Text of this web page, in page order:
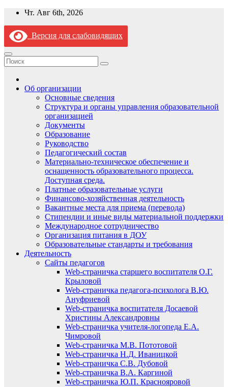
Перейти
содержимому
Чт. Авг 6th, 2026
Версия для слабовидящих
Об организации
Основные сведения
Структура и органы управления образовательной
организацией
Документы
Образование
Руководство
Педагогический состав
Материально-техническое обеспечение и
оснащенность образовательного процесса.
Доступная среда.
Платные образовательные услуги
Финансово-хозяйственная деятельность
Вакантные места для приема (перевода)
Стипендии и иные виды материальной поддержки
Международное сотрудничество
Организация питания в ДОУ
Образовательные стандарты и требования
Деятельность
Сайты педагогов
Web-страничка старшего воспитателя О.Г.
Крыловой
Web-страничка педагога-психолога В.Ю.
Ануфриевой
Web-страничка воспитателя Досаевой
Христины Александровны
Web-страничка учителя-логопеда Е.А.
Чимровой
Web-страничка М.В. Пототовой
Web-страничка Н.Д. Иваницкой
Web-страничка С.В. Дубовой
Web-страничка В.А. Каргиной
Web-страничка Ю.П. Краснояровой